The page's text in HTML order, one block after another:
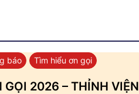
báo Tìm hiểu ơn gọi
GỌI 2026 – THỈNH VIỆN